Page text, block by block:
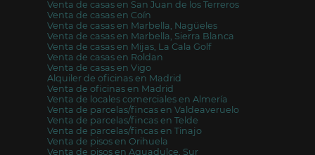
Venta de casas en San Juan de los Terreros
Venta de casas en Coín
Venta de casas en Marbella, Nagüeles
Venta de casas en Marbella, Sierra Blanca
Venta de casas en Mijas, La Cala Golf
Venta de casas en Roldan
Venta de casas en Vigo
Alquiler de oficinas en Madrid
Venta de oficinas en Madrid
Venta de locales comerciales en Almería
Venta de parcelas/fincas en Valdeaveruelo
Venta de parcelas/fincas en Telde
Venta de parcelas/fincas en Tinajo
Venta de pisos en Orihuela
Venta de pisos en Aguadulce, Sur